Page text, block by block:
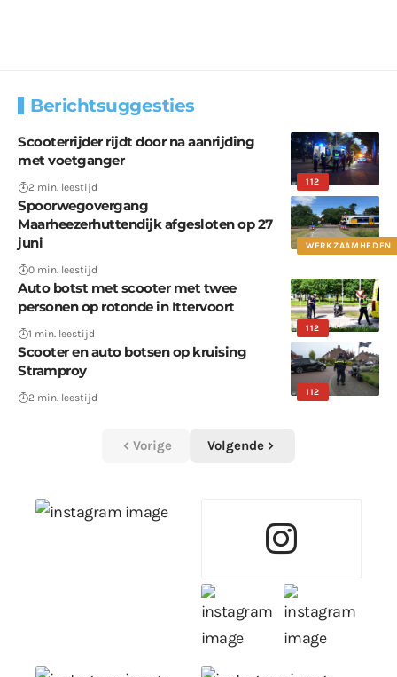
Berichtsuggesties
112
Scooterrijder rijdt door na aanrijding
met voetganger
2 min. leestijd
WERKZAAMHEDEN
Spoorwegovergang
Maarheezerhuttendijk afgesloten op 27
juni
0 min. leestijd
112
Auto botst met scooter met twee
personen op rotonde in Ittervoort
1 min. leestijd
112
Scooter en auto botsen op kruising
Stramproy
2 min. leestijd
Vorige Volgende